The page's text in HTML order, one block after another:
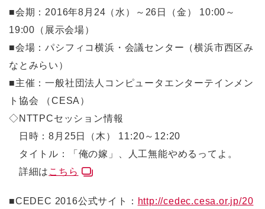
■会期：2016年8月24（水）～26日（金） 10:00～
19:00（展示会場）
■会場：パシフィコ横浜・会議センター（横浜市西区み
なとみらい）
■主催：一般社団法人コンピュータエンターテインメン
ト協会 （CESA）
◇NTTPCセッション情報
日時：8月25日（木） 11:20～12:20
タイトル：「俺の嫁」、人工無能やめるってよ。
詳細は こちら
■CEDEC 2016公式サイト： http://cedec.cesa.or.jp/20